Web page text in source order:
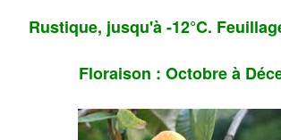
Rustique, jusqu'à -12°C.
Floraison : Octobre à